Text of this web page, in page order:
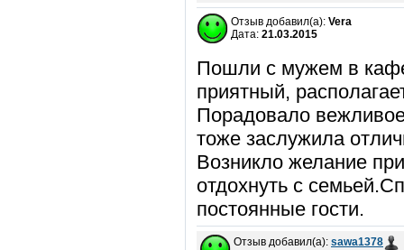
Отзыв добавил(а): Vera
Дата: 21.03.2015
Пошли с мужем в
приятный,
Порадовало
тоже заслужила
Возникло желание
отдохнуть с
постоянные гости.
Отзыв добавил(а): sawa1378